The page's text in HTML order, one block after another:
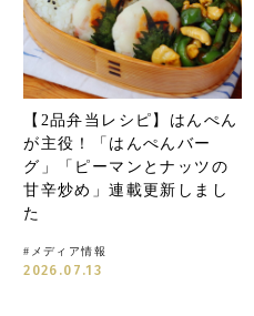
【2品弁当レシピ】はんぺん
が主役！「はんぺんバー
グ」「ピーマンとナッツの
甘辛炒め」連載更新しまし
た
# メディア情報
2026.07.13